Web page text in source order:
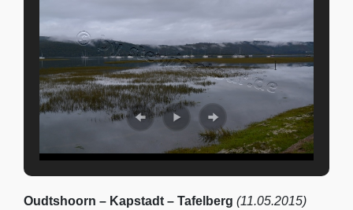
Oudtshoorn – Kapstadt – Tafelberg (11.05.2015)